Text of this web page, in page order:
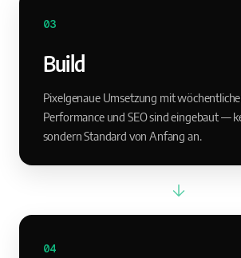
03
Build
Pixelgenaue Umsetzung mit
Performance und SEO sind eingebaut —
sondern Standard von Anfang an.
04